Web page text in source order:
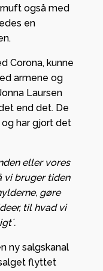
også med
en
Corona, kunne
armene og
Laursen
end det. De
har gjort det
eller vores
vi bruger tiden
gøre
til hvad vi
ny salgskanal
flyttet